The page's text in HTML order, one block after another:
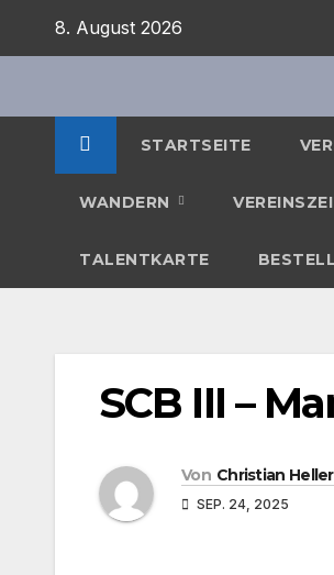
8. August 2026
STARTSEITE
WANDERN
TALENTKARTE
SCB III –
Von Christian Heller
SEP. 24, 2025